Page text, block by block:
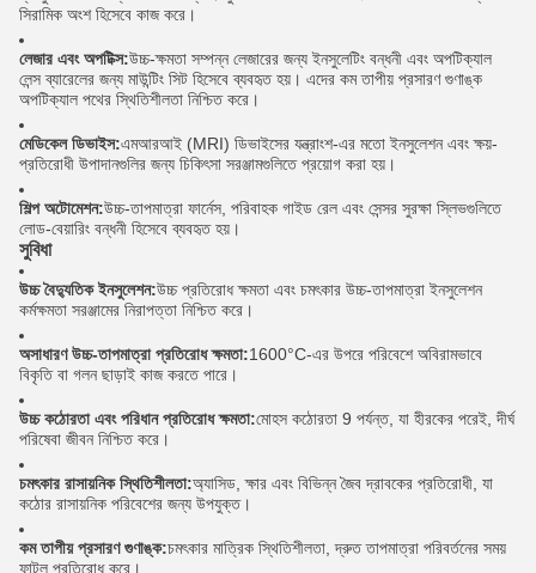
সিরামিক অংশ হিসেবে কাজ করে।
লেজার এবং অপটিক্স:উচ্চ-ক্ষমতা সম্পন্ন লেজারের জন্য ইনসুলেটিং বন্ধনী এবং অপটিক্যাল
লেন্স ব্যারেলের জন্য মাউন্টিং সিট হিসেবে ব্যবহৃত হয়। এদের কম তাপীয় প্রসারণ গুণাঙ্ক
অপটিক্যাল পথের স্থিতিশীলতা নিশ্চিত করে।
মেডিকেল ডিভাইস:এমআরআই (MRI) ডিভাইসের যন্ত্রাংশ-এর মতো ইনসুলেশন এবং ক্ষয়-
প্রতিরোধী উপাদানগুলির জন্য চিকিৎসা সরঞ্জামগুলিতে প্রয়োগ করা হয়।
শিল্প অটোমেশন:উচ্চ-তাপমাত্রা ফার্নেস, পরিবাহক গাইড রেল এবং সেন্সর সুরক্ষা স্লিভগুলিতে
লোড-বেয়ারিং বন্ধনী হিসেবে ব্যবহৃত হয়।
সুবিধা
উচ্চ বৈদ্যুতিক ইনসুলেশন:উচ্চ প্রতিরোধ ক্ষমতা এবং চমৎকার উচ্চ-তাপমাত্রা ইনসুলেশন
কর্মক্ষমতা সরঞ্জামের নিরাপত্তা নিশ্চিত করে।
অসাধারণ উচ্চ-তাপমাত্রা প্রতিরোধ ক্ষমতা:1600°C-এর উপরে পরিবেশে অবিরামভাবে
বিকৃতি বা গলন ছাড়াই কাজ করতে পারে।
উচ্চ কঠোরতা এবং পরিধান প্রতিরোধ ক্ষমতা:মোহস কঠোরতা 9 পর্যন্ত, যা হীরকের পরেই, দীর্ঘ
পরিষেবা জীবন নিশ্চিত করে।
চমৎকার রাসায়নিক স্থিতিশীলতা:অ্যাসিড, ক্ষার এবং বিভিন্ন জৈব দ্রাবকের প্রতিরোধী, যা
কঠোর রাসায়নিক পরিবেশের জন্য উপযুক্ত।
কম তাপীয় প্রসারণ গুণাঙ্ক:চমৎকার মাত্রিক স্থিতিশীলতা, দ্রুত তাপমাত্রা পরিবর্তনের সময়
ফাটল প্রতিরোধ করে।